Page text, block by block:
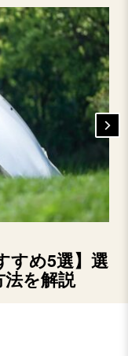
すめ5選】選
を解説